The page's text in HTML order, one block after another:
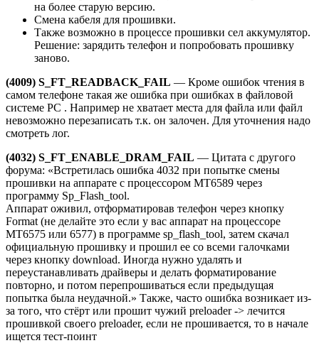
на более старую версию.
Смена кабеля для прошивки.
Также возможно в процессе прошивки сел аккумулятор.
Решение: зарядить телефон и попробовать прошивку
заново.
(4009) S_FT_READBACK_FAIL — Кроме ошибок чтения в
самом телефоне такая же ошибка при ошибках в файловой
системе PC . Например не хватает места для файла или файл
невозможно перезаписать т.к. он залочен. Для уточнения надо
смотреть лог.
(4032) S_FT_ENABLE_DRAM_FAIL — Цитата с другого
форума: «Встретилась ошибка 4032 при попытке смены
прошивки на аппарате с процессором MT6589 через
программу Sp_Flash_tool.
Аппарат оживил, отформатировав телефон через кнопку
Format (не делайте это если у вас аппарат на процессоре
MT6575 или 6577) в программе sp_flash_tool, затем скачал
официальную прошивку и прошил ее со всеми галочками
через кнопку download. Иногда нужно удалять и
переустанавливать драйверы и делать форматирование
повторно, и потом перепрошиваться если предыдущая
попытка была неудачной.» Также, часто ошибка возникает из-
за того, что стёрт или прошит чужий preloader -> лечится
прошивкой своего preloader, если не прошивается, то в начале
ищется тест-поинт